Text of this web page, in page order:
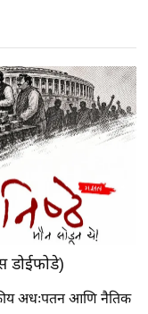
डोईफोडे)
अधःपतन आणि नैतिक